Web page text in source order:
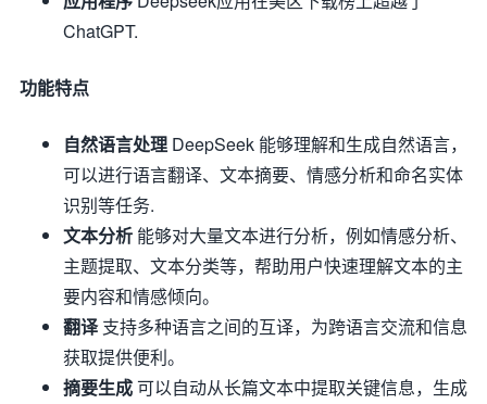
ChatGPT.
功能特点
自然语言处理 DeepSeek 能够理解和生成自然语言，
可以进行语言翻译、文本摘要、情感分析和命名实体
识别等任务.
文本分析 能够对大量文本进行分析，例如情感分析、
主题提取、文本分类等，帮助用户快速理解文本的主
要内容和情感倾向。
翻译支持多种语言之间的互译，为跨语言交流和信息
获取提供便利。
摘要生成可以自动从长篇文本中提取关键信息，生成